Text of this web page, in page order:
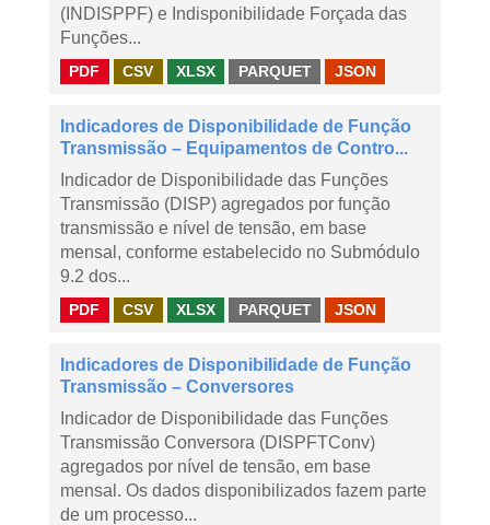
(INDISPPF) e Indisponibilidade Forçada das
Funções...
PDF CSV XLSX PARQUET JSON
Indicadores de Disponibilidade de Função
Transmissão – Equipamentos de Contro...
Indicador de Disponibilidade das Funções
Transmissão (DISP) agregados por função
transmissão e nível de tensão, em base
mensal, conforme estabelecido no Submódulo
9.2 dos...
PDF CSV XLSX PARQUET JSON
Indicadores de Disponibilidade de Função
Transmissão – Conversores
Indicador de Disponibilidade das Funções
Transmissão Conversora (DISPFTConv)
agregados por nível de tensão, em base
mensal. Os dados disponibilizados fazem parte
de um processo...